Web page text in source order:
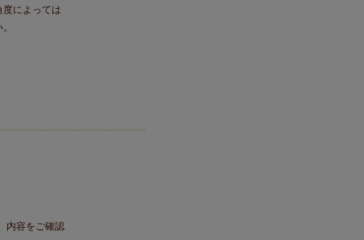
によっては
内容をご確認